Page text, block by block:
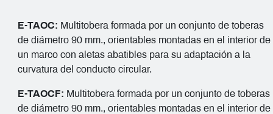
E-TAOC: Multitobera formada por un conjunto de toberas
de diámetro 90 mm., orientables montadas en el interior de
un marco con aletas abatibles para su adaptación a la
curvatura del conducto circular.
E-TAOCF: Multitobera formada por un conjunto de toberas
de diámetro 90 mm., orientables montadas en el interior de